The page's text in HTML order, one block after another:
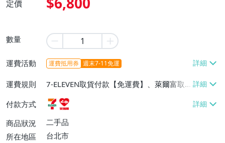
定價
數量
運費活動 運費抵用券 週末7-11免運
運費規則
7-ELEVEN取貨付款【免運費】、萊爾富取
貨付款【免運費】
付款方式
商品狀況
二手品
所在地區
台北市